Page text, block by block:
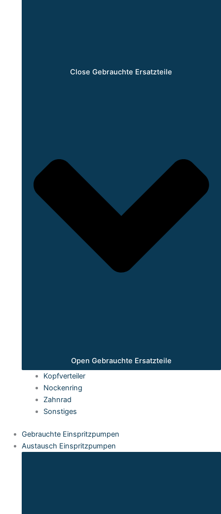
Close Gebrauchte Ersatzteile
Open Gebrauchte Ersatzteile
Kopfverteiler
Nockenring
Zahnrad
Sonstiges
Gebrauchte Einspritzpumpen
Austausch Einspritzpumpen